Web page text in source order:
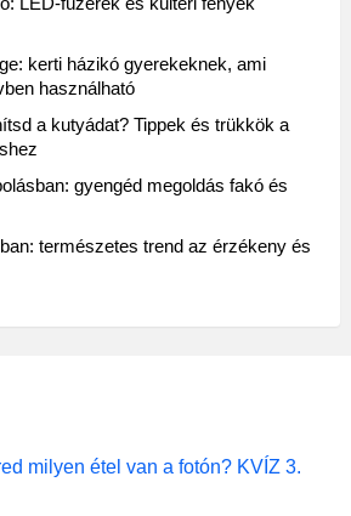
kerti házikó gyerekeknek, ami
használható
a kutyádat? Tippek és trükkök a
gyengéd megoldás fakó és
természetes trend az érzékeny és
milyen étel van a fotón? KVÍZ 3.